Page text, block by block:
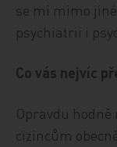
se mi mimo
psychiatrii i
Co vás nejvíc
Opravdu
cizincům